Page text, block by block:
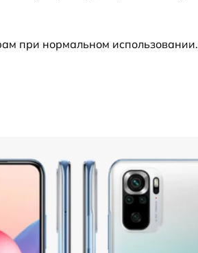
1000 р
680 р
при нормальном использовании.